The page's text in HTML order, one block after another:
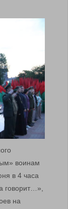
воинам
в 4 часа
говорит…»,
на